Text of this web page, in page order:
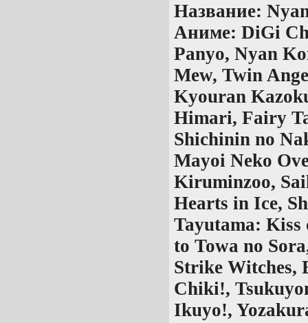
Название:
Аниме: DiGi
Panyo, Nyan
Mew, Twin
Kyouran
Himari, Fairy
Shichinin no
Mayoi Neko
Kiruminzoo,
Hearts in Ice,
Tayutama:
to Towa no
Strike Witches,
Chiki!,
Ikuyo!,